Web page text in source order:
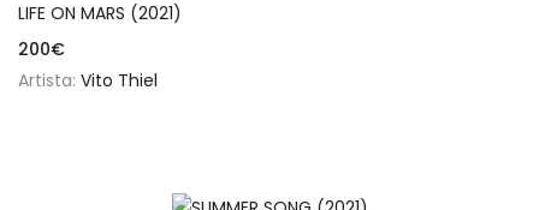
LIFE ON MARS (2021)
200€
Artista: Vito Thiel